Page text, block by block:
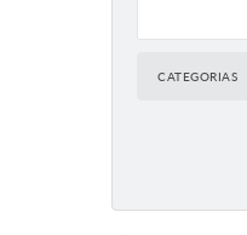
CATEGORIAS